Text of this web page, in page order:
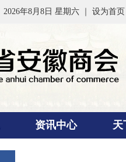
2026年8月8日 星期六 ｜ 设为首页
资讯中心 天